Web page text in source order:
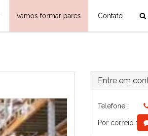
vamos formar pares Contato
Next
Entre em
Telefone :
Por correio :